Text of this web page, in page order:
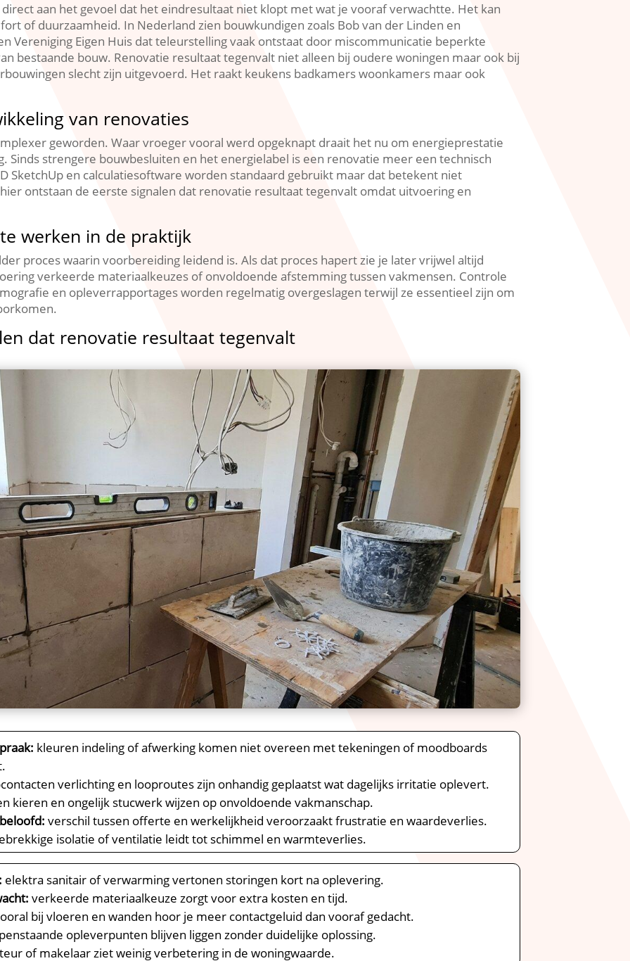
aan het gevoel dat het eindresultaat niet klopt met wat je vooraf verwachtte.​ Het kan
of duurzaamheid.​ In Nederland zien bouwkundigen zoals Bob van der Linden en
Vereniging Eigen Huis dat teleurstelling vaak ontstaat door miscommunicatie beperkte
bestaande bouw.​ Renovatie resultaat tegenvalt niet alleen bij oudere woningen maar ook bij
slecht zijn uitgevoerd.​ Het raakt keukens badkamers woonkamers maar ook
van renovaties
geworden.​ Waar vroeger vooral werd opgeknapt draait het nu om energieprestatie
strengere bouwbesluiten en het energielabel is een renovatie meer een technisch
SketchUp en calculatiesoftware worden standaard gebruikt maar dat betekent niet
ontstaan de eerste signalen dat renovatie resultaat tegenvalt omdat uitvoering en
werken in de praktijk
proces waarin voorbereiding leidend is.​ Als dat proces hapert zie je later vrijwel altijd
verkeerde materiaalkeuzes of onvoldoende afstemming tussen vakmensen.​ Controle
en opleverrapportages worden regelmatig overgeslagen terwijl ze essentieel zijn om
dat renovatie resultaat tegenvalt
kleuren indeling of afwerking komen niet overeen met tekeningen of moodboards
verlichting en looproutes zijn onhandig geplaatst wat dagelijks irritatie oplevert.​
kieren en ongelijk stucwerk wijzen op onvoldoende vakmanschap.​
verschil tussen offerte en werkelijkheid veroorzaakt frustratie en waardeverlies.​
isolatie of ventilatie leidt tot schimmel en warmteverlies.​
elektra sanitair of verwarming vertonen storingen kort na oplevering.​
verkeerde materiaalkeuze zorgt voor extra kosten en tijd.​
bij vloeren en wanden hoor je meer contactgeluid dan vooraf gedacht.​
opleverpunten blijven liggen zonder duidelijke oplossing.​
of makelaar ziet weinig verbetering in de woningwaarde.​